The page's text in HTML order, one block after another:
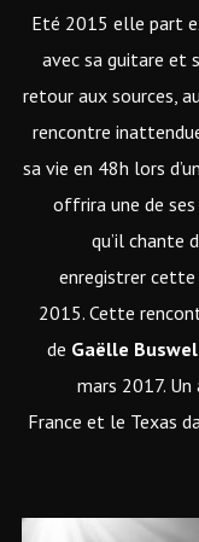
Eté 2015 elle part
avec sa guitare et
retour aux sources,
rencontre
sa vie en 48h lors
offrira une de ses
qu’il chante
enregistrer cette
2015. Cette
de Gaëlle Buswel
mars 2017.
France et le Texas